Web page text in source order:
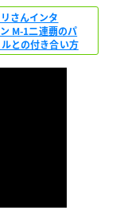
さんインタ
M-1二連覇のパ
との付き合い方